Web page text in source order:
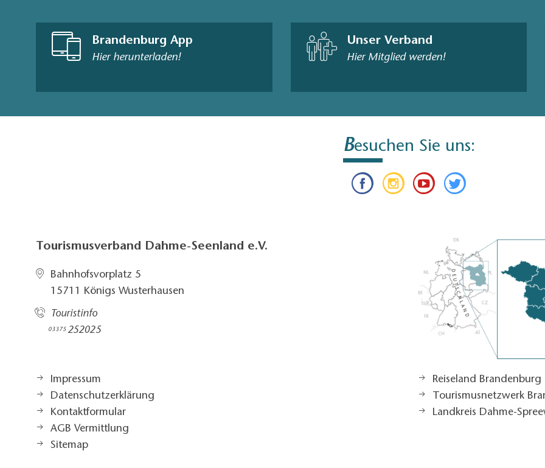
Brandenburg App
Hier herunterladen!
Unser Verband
Hier Mitglied werden!
Besuchen Sie uns:
Tourismusverband Dahme-Seenland e.V.
Bahnhofsvorplatz 5​
15711 Königs Wusterhausen
Touristinfo
03375252025​
Impressum
Datenschutzerklärung
Kontaktformular
AGB Vermittlung
Sitemap
Reiseland Brandenburg
Tourismusnetzwerk
Landkreis Dahme-